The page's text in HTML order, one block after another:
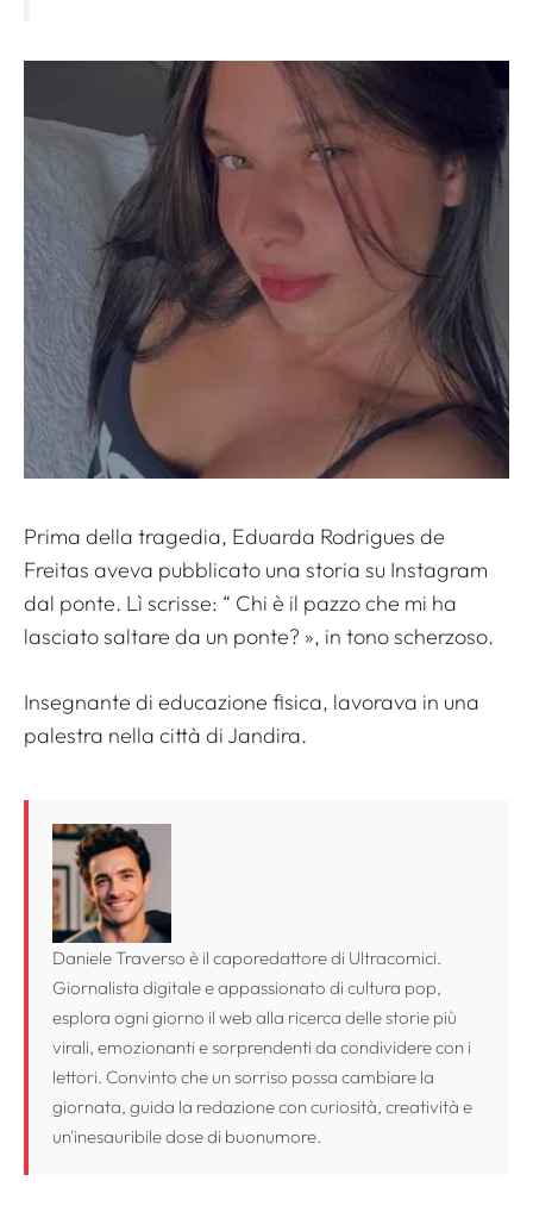
Prima della tragedia, Eduarda Rodrigues de
Freitas aveva pubblicato una storia su Instagram
dal ponte. Lì scrisse: “ Chi è il pazzo che mi ha
lasciato saltare da un ponte? », in tono scherzoso.
Insegnante di educazione fisica, lavorava in una
palestra nella città di Jandira.
Daniele Traverso è il caporedattore di Ultracomici.
Giornalista digitale e appassionato di cultura pop,
esplora ogni giorno il web alla ricerca delle storie più
virali, emozionanti e sorprendenti da condividere con i
lettori. Convinto che un sorriso possa cambiare la
giornata, guida la redazione con curiosità, creatività e
un'inesauribile dose di buonumore.